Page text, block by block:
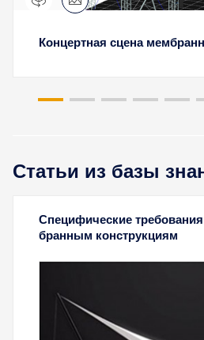
Концертная сцена
Статьи из базы
Специфические
бранным конструкциям